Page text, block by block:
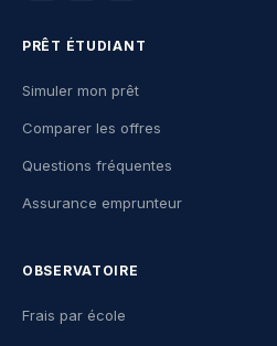
PRÊT ÉTUDIANT
Simuler mon prêt
Comparer les offres
Questions fréquentes
Assurance emprunteur
OBSERVATOIRE
Frais par école